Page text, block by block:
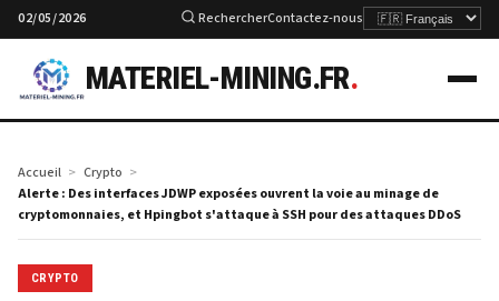
02/05/2026 RechercherContactez-nous
MATERIEL-MINING.FR.
Accueil
Crypto
Alerte : Des interfaces JDWP exposées ouvrent la voie au minage de
cryptomonnaies, et Hpingbot s'attaque à SSH pour des attaques DDoS
CRYPTO